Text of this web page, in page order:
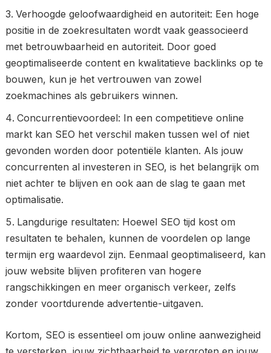
Verhoogde geloofwaardigheid en autoriteit: Een hoge
positie in de zoekresultaten wordt vaak geassocieerd
met betrouwbaarheid en autoriteit. Door goed
geoptimaliseerde content en kwalitatieve backlinks op te
bouwen, kun je het vertrouwen van zowel
zoekmachines als gebruikers winnen.
Concurrentievoordeel: In een competitieve online
markt kan SEO het verschil maken tussen wel of niet
gevonden worden door potentiële klanten. Als jouw
concurrenten al investeren in SEO, is het belangrijk om
niet achter te blijven en ook aan de slag te gaan met
optimalisatie.
Langdurige resultaten: Hoewel SEO tijd kost om
resultaten te behalen, kunnen de voordelen op lange
termijn erg waardevol zijn. Eenmaal geoptimaliseerd, kan
jouw website blijven profiteren van hogere
rangschikkingen en meer organisch verkeer, zelfs
zonder voortdurende advertentie-uitgaven.
Kortom, SEO is essentieel om jouw online aanwezigheid